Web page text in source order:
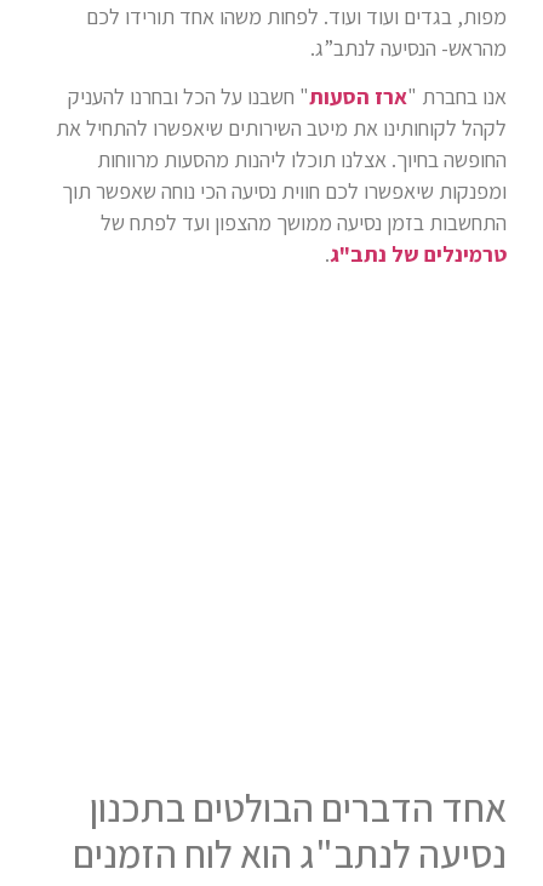
מפות, בגדים ועוד ועוד. לפחות משהו אחד תורידו לכם
מהראש- הנסיעה לנתב”ג.
אנו בחברת "ארז הסעות" חשבנו על הכל ובחרנו להעניק
לקהל לקוחותינו את מיטב השירותים שיאפשרו להתחיל את
החופשה בחיוך. אצלנו תוכלו ליהנות מהסעות מרווחות
ומפנקות שיאפשרו לכם חווית נסיעה הכי נוחה שאפשר תוך
התחשבות בזמן נסיעה ממושך מהצפון ועד לפתח של
טרמינלים של נתב"ג.
אחד הדברים הבולטים בתכנון
נסיעה לנתב"ג הוא לוח הזמנים